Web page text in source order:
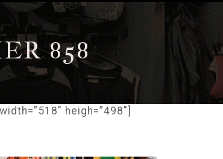
858
heigh=”498″]